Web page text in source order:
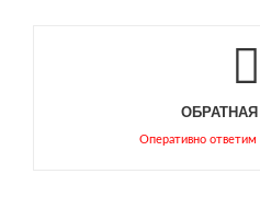
Оперативно ответим